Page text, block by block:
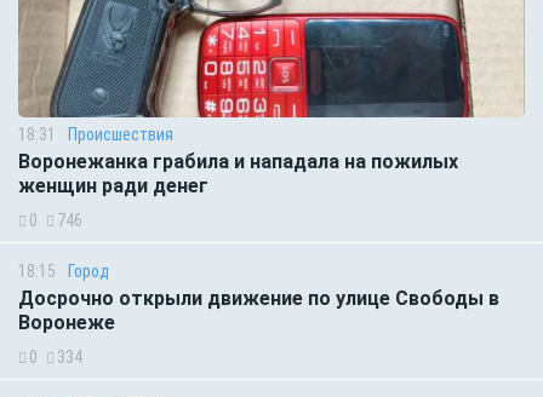
18:31 Происшествия
Воронежанка грабила и нападала на пожилых
женщин ради денег
0 746
18:15 Город
Досрочно открыли движение по улице Свободы в
Воронеже
0 334